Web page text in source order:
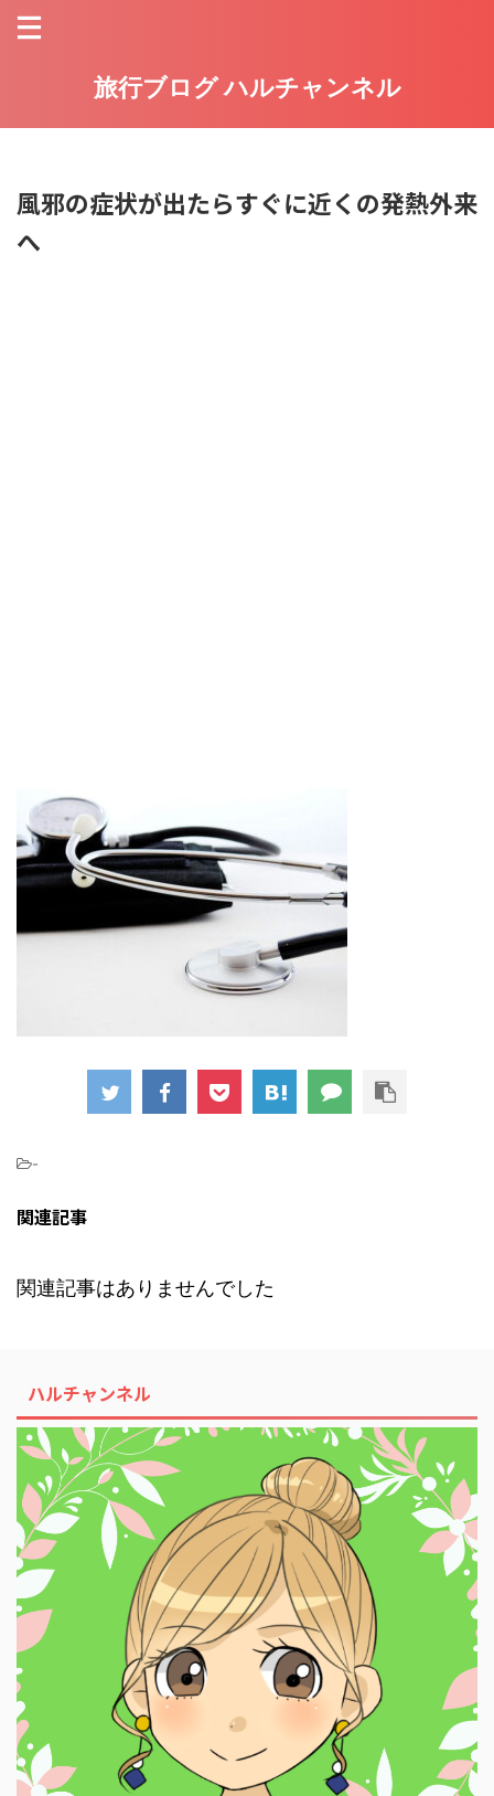
旅行ブログ ハルチャンネル
風邪の症状が出たらすぐに近くの発熱外来
へ
-
関連記事
関連記事はありませんでした
ハルチャンネル